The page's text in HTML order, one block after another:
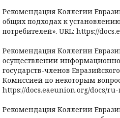
Рекомендация Коллегии
общих подходах к
потребителей». URL: https://
Рекомендация Коллегии
осуществлении
государств-членов
Комиссией по некоторым
https://docs.eaeunion.org/docs/ru-
Рекомендация Коллегии